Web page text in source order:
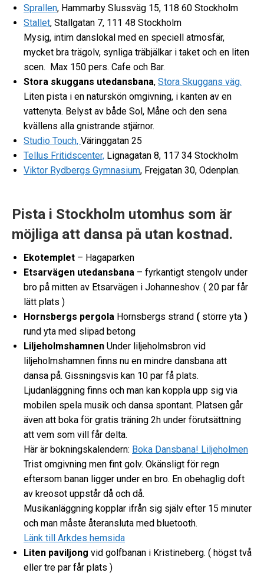
Sprallen, Hammarby Slussväg 15, 118 60 Stockholm
Stallet, Stallgatan 7, 111 48 Stockholm
Mysig, intim danslokal med en speciell atmosfär,
mycket bra trägolv, synliga träbjälkar i taket och en liten
scen. Max 150 pers. Cafe och Bar.
Stora skuggans utedansbana, Stora Skuggans väg.
Liten pista i en naturskön omgivning, i kanten av en
vattenyta. Belyst av både Sol, Måne och den sena
kvällens alla gnistrande stjärnor.
Studio Touch, Väringgatan 25
Tellus Fritidscenter, Lignagatan 8, 117 34 Stockholm
Viktor Rydbergs Gymnasium, Frejgatan 30, Odenplan.
Pista i Stockholm utomhus som är
möjliga att dansa på utan kostnad.
Ekotemplet – Hagaparken
Etsarvägen utedansbana – fyrkantigt stengolv under
bro på mitten av Etsarvägen i Johanneshov. ( 20 par får
lätt plats )
Hornsbergs pergola Hornsbergs strand ( större yta )
rund yta med slipad betong
Liljeholmshamnen Under liljeholmsbron vid
liljeholmshamnen finns nu en mindre dansbana att
dansa på. Gissningsvis kan 10 par få plats.
Ljudanläggning finns och man kan koppla upp sig via
mobilen spela musik och dansa spontant. Platsen går
även att boka för gratis träning 2h under förutsättning
att vem som vill får delta.
Här är bokningskalendern: Boka Dansbana! Liljeholmen
Trist omgivning men fint golv. Okänsligt för regn
eftersom banan ligger under en bro. En obehaglig doft
av kreosot uppstår då och då.
Musikanläggning kopplar ifrån sig själv efter 15 minuter
och man måste återansluta med bluetooth.
Länk till Arkdes hemsida
Liten paviljong vid golfbanan i Kristineberg. ( högst två
eller tre par får plats )